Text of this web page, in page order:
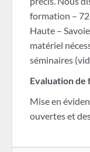
formation – 72
Haute –
matériel
séminaires
Evaluation
Mise en
ouvertes et